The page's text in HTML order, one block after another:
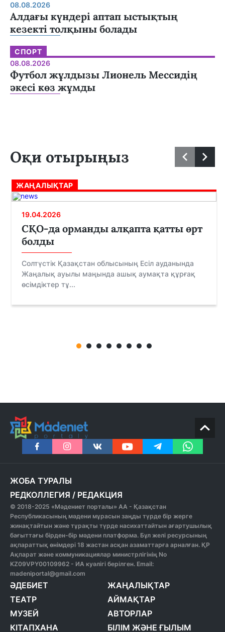
08.08.2026
Алдағы күндері аптап ыстықтың
кезекті толқыны болады
СПОРТ
08.08.2026
Футбол жұлдызы Лионель Мессидің
әкесі көз жұмды
Оқи отырыңыз
ЖАҢАЛЫҚТАР
19.04.2026
СҚО-да орманды алқапта қатты өрт
болды
Солтүстік Қазақстан облысының Есіл ауданында
Жаңалық ауылы маңында ашық аумақта құрғақ
өсімдіктер тұ...
ЖОБА ТУРАЛЫ
РЕДКОЛЛЕГИЯ / РЕДАКЦИЯ
© 2018-2025 «Мәдениет порталы» АА - Қазақстан
Республикасының мәдени мұрасын заңды түрде бір жерге
жинақтайтын және тұрақты түрде насихаттайтын ағартушылық
бағыттағы бірден-бір мәдени платформа. Бұл желі ресурсының
ақпараттық өнімдері 18 жастан асқан азаматтарға арналған. ҚР
Ақпарат және коммуникациялар министрлігінің No
KZ09VPY00109962 - ИА куәлігі берілген. Email:
madeniportal@gmail.com
ӘДЕБИЕТ
ТЕАТР
МУЗЕЙ
КІТАПХАНА
ЖАҢАЛЫҚТАР
АЙМАҚТАР
АВТОРЛАР
БІЛІМ ЖӘНЕ ҒЫЛЫМ